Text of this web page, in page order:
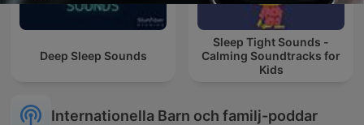
Deep Sleep Sounds
Sleep Tight Sounds -
Calming Soundtracks for
Kids
Internationella Barn och familj-poddar